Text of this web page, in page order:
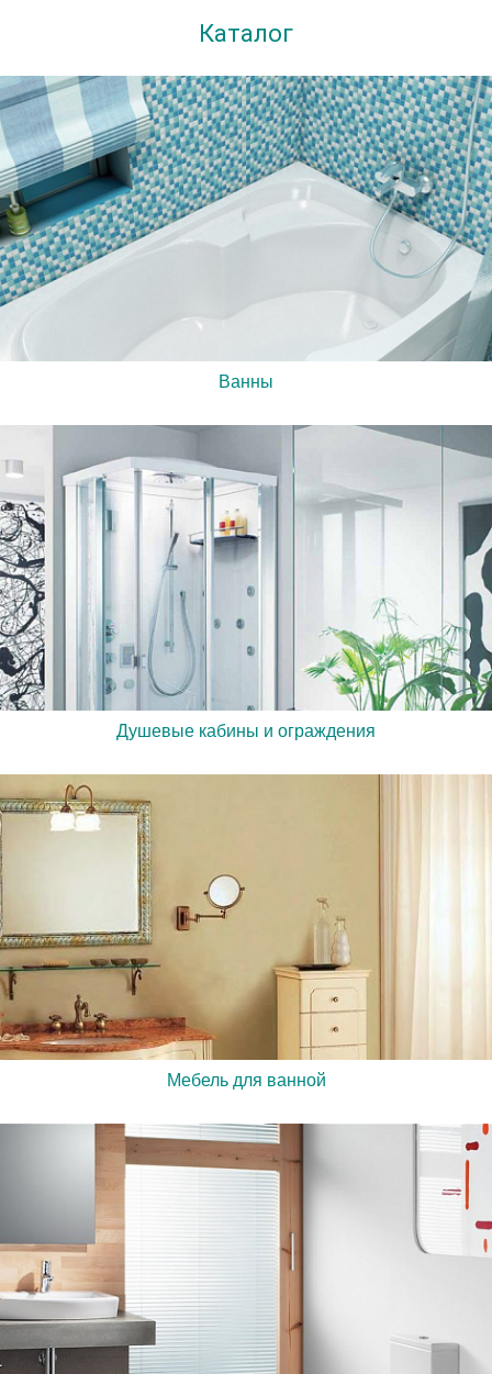
Каталог
Ванны
Душевые кабины и ограждения
Мебель для ванной